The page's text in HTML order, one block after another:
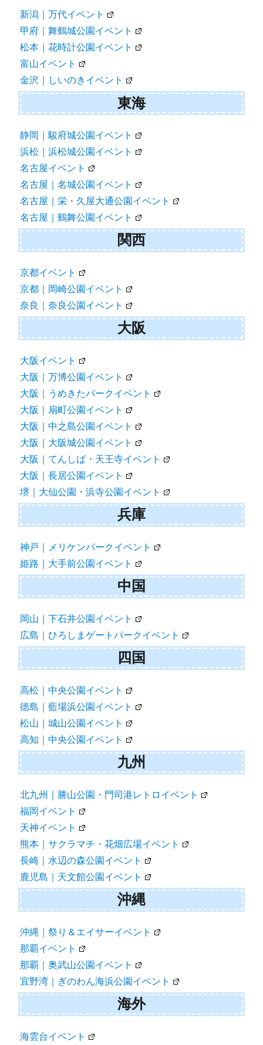
新潟｜万代イベント
甲府｜舞鶴城公園イベント
松本｜花時計公園イベント
富山イベント
金沢｜しいのきイベント
東海
静岡｜駿府城公園イベント
浜松｜浜松城公園イベント
名古屋イベント
名古屋｜名城公園イベント
名古屋｜栄・久屋大通公園イベント
名古屋｜鶴舞公園イベント
関西
京都イベント
京都｜岡崎公園イベント
奈良｜奈良公園イベント
大阪
大阪イベント
大阪｜万博公園イベント
大阪｜うめきたパークイベント
大阪｜扇町公園イベント
大阪｜中之島公園イベント
大阪｜大阪城公園イベント
大阪｜てんしば・天王寺イベント
大阪｜長居公園イベント
堺｜大仙公園・浜寺公園イベント
兵庫
神戸｜メリケンパークイベント
姫路｜大手前公園イベント
中国
岡山｜下石井公園イベント
広島｜ひろしまゲートパークイベント
四国
高松｜中央公園イベント
徳島｜藍場浜公園イベント
松山｜城山公園イベント
高知｜中央公園イベント
九州
北九州｜勝山公園・門司港レトロイベント
福岡イベント
天神イベント
熊本｜サクラマチ・花畑広場イベント
長崎｜水辺の森公園イベント
鹿児島｜天文館公園イベント
沖縄
沖縄｜祭り＆エイサーイベント
那覇イベント
那覇｜奥武山公園イベント
宜野湾｜ぎのわん海浜公園イベント
海外
海雲台イベント